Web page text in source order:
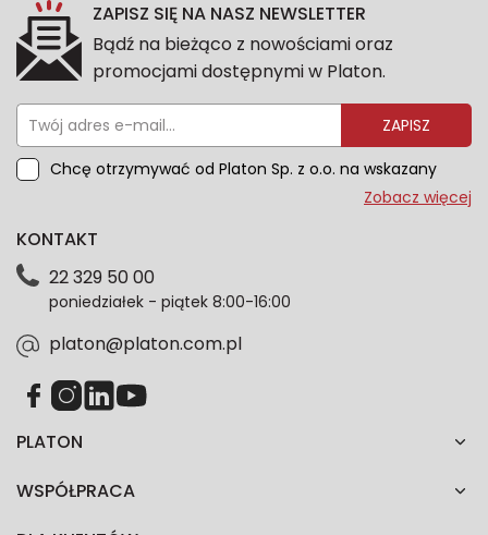
ZAPISZ SIĘ NA NASZ NEWSLETTER
Bądź na bieżąco z nowościami oraz
promocjami dostępnymi w Platon.
ZAPISZ
Chcę otrzymywać od Platon Sp. z o.o. na wskazany
przeze mnie adres e-mail informacje marketingowe
dotyczące danych osobowych znajdziesz w naszej
każdym czasie. Wycofanie zgody nie wpłynie na
zgodność z prawem przetwarzania dokonanego przed
Zobacz więcej
PLATON
WSPÓŁPRACA
KONTAKT
22 329 50 00
poniedziałek - piątek 8:00-16:00
platon@platon.com.pl